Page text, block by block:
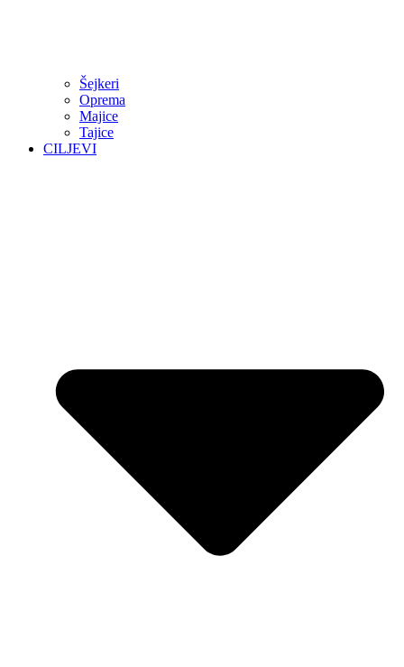
Šejkeri
Oprema
Majice
Tajice
CILJEVI